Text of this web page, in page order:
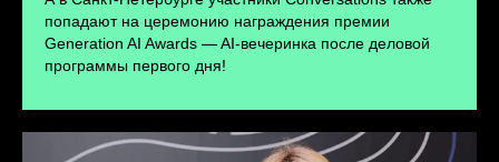
попадают на церемонию награждения премии
Generation AI Awards — AI-вечеринка после деловой
программы первого дня!